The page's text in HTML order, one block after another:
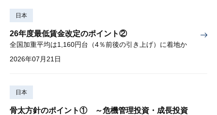
日本
26年度最低賃金改定のポイント②
全国加重平均は1,160円台（4％前後の引き上げ）に着地か
2026年07月21日
日本
骨太方針のポイント① ～危機管理投資・成長投資